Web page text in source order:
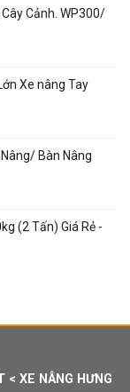
Cảnh. WP300/
Xe nâng Tay
Bàn Nâng
(2 Tấn) Giá Rẻ -
< XE NÂNG HƯNG